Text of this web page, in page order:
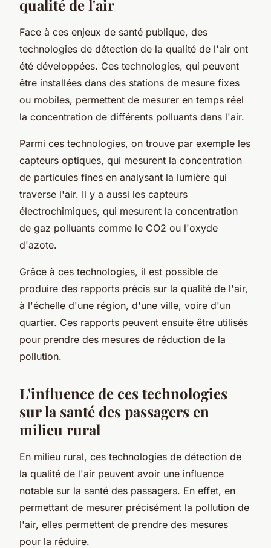
qualité de l'air
Face à ces enjeux de santé publique, des
technologies de détection de la qualité de l'air ont
été développées. Ces technologies, qui peuvent
être installées dans des stations de mesure fixes
ou mobiles, permettent de mesurer en temps réel
la concentration de différents polluants dans l'air.
Parmi ces technologies, on trouve par exemple les
capteurs optiques, qui mesurent la concentration
de particules fines en analysant la lumière qui
traverse l'air. Il y a aussi les capteurs
électrochimiques, qui mesurent la concentration
de gaz polluants comme le CO2 ou l'oxyde
d'azote.
Grâce à ces technologies, il est possible de
produire des rapports précis sur la qualité de l'air,
à l'échelle d'une région, d'une ville, voire d'un
quartier. Ces rapports peuvent ensuite être utilisés
pour prendre des mesures de réduction de la
pollution.
L'influence de ces technologies
sur la santé des passagers en
milieu rural
En milieu rural, ces technologies de détection de
la qualité de l'air peuvent avoir une influence
notable sur la santé des passagers. En effet, en
permettant de mesurer précisément la pollution de
l'air, elles permettent de prendre des mesures
pour la réduire.